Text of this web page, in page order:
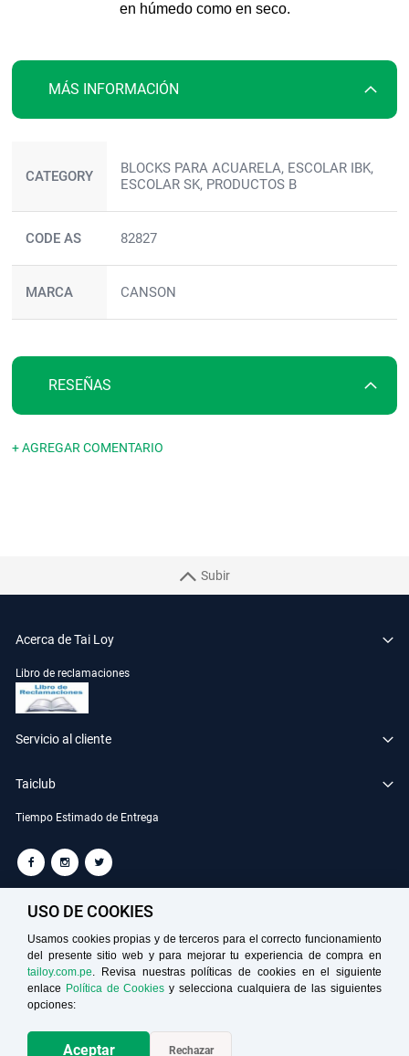
en húmedo como en seco.
MÁS INFORMACIÓN
información
CATEGORY
BLOCKS PARA ACUARELA, ESCOLAR IBK,
ESCOLAR SK, PRODUCTOS B
CODE AS 82827
MARCA CANSON
RESEÑAS
+ AGREGAR COMENTARIO
Subir
Acerca de Tai Loy
Libro de reclamaciones
Servicio al cliente
Taiclub
Tiempo Estimado de Entrega
TAILOY S.A. RUC: 20100049181
Medios de Pago
USO DE COOKIES
Usamos cookies propias y de terceros para el correcto funcionamiento
del presente sitio web y para mejorar tu experiencia de compra en
tailoy.com.pe. Revisa nuestras políticas de cookies en el siguiente
enlace Política de Cookies y selecciona cualquiera de las siguientes
opciones:
Aceptar Rechazar